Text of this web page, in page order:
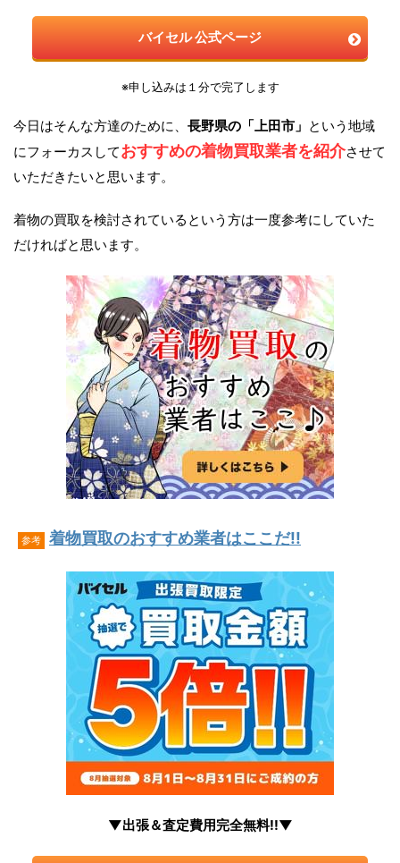
バイセル 公式ページ
※申し込みは１分で完了します
今日はそんな方達のために、 長野県の「上田市」 という地域
にフォーカスしておすすめの着物買取業者を紹介させて
いただきたいと思います。
着物の買取を検討されているという方は一度参考にしていた
だければと思います。
参考 着物買取のおすすめ業者はここだ!!
▼出張＆査定費用完全無料!!▼